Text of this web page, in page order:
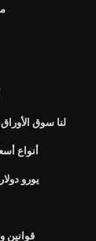
لنا سوق
أنواع
يورو
قوانين